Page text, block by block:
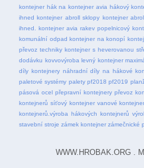
kontejner hák na kontejner avia hákový
ihned kontejner abroll sklopy kontejner
ihned. kontejner avia rakev popelnicový
komunální odpad kontejner na konopí
převoz techniky kontejner s heverovanou
dodávku kovvovýroba levný kontejner
díly kontejnery náhradní díly na hákové
paletové systémy palety pf2018 pf2019
pásová ocel přepravní kontejnery převoz
kontejnerů síťový kontejner vanové
kontejnerů.výroba hákových kontejnerů
stavební stroje zámek kontejner zámečnické
WWW.HROBAK.ORG .